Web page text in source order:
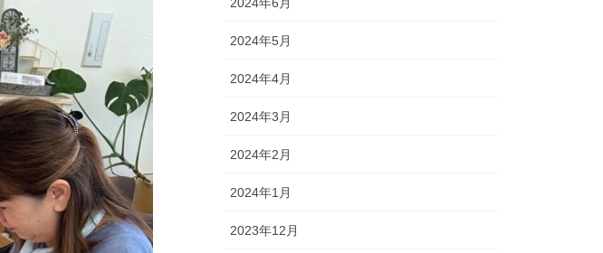
2024年5月
2024年4月
2024年3月
2024年2月
2024年1月
2023年12月